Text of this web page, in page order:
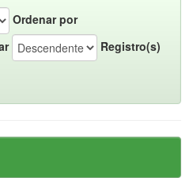
Ordenar por
Registro(s)